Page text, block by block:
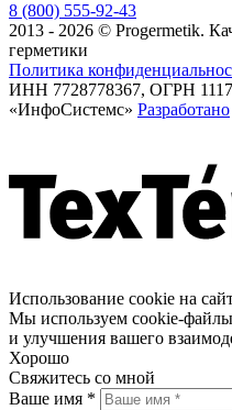
8 (800) 555-92-43
2013 - 2026 © Progermetik.
герметики
Политика
ИНН 7728778367, ОГРН
«ИнфоСистемс» Разработано
Использование cookie на
Мы используем cookie-
и улучшения вашего
Хорошо
Свяжитесь со мной
Ваше имя *